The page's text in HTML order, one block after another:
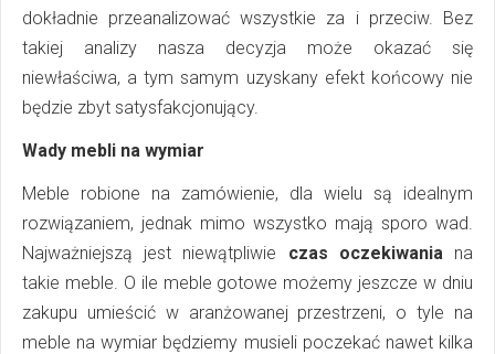
dokładnie przeanalizować wszystkie za i przeciw. Bez
takiej analizy nasza decyzja może okazać się
niewłaściwa, a tym samym uzyskany efekt końcowy nie
będzie zbyt satysfakcjonujący.
Wady mebli na wymiar
Meble robione na zamówienie, dla wielu są idealnym
rozwiązaniem, jednak mimo wszystko mają sporo wad.
Najważniejszą jest niewątpliwie czas oczekiwania na
takie meble. O ile meble gotowe możemy jeszcze w dniu
zakupu umieścić w aranżowanej przestrzeni, o tyle na
meble na wymiar będziemy musieli poczekać nawet kilka